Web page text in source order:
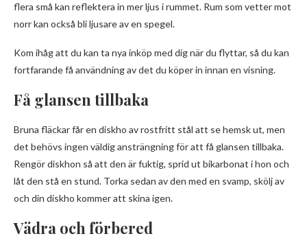
flera små kan reflektera in mer ljus i rummet. Rum som vetter mot
norr kan också bli ljusare av en spegel.
Kom ihåg att du kan ta nya inköp med dig när du flyttar, så du kan
fortfarande få användning av det du köper in innan en visning.
Få glansen tillbaka
Bruna fläckar får en diskho av rostfritt stål att se hemsk ut, men
det behövs ingen väldig ansträngning för att få glansen tillbaka.
Rengör diskhon så att den är fuktig, sprid ut bikarbonat i hon och
låt den stå en stund. Torka sedan av den med en svamp, skölj av
och din diskho kommer att skina igen.
Vädra och förbered